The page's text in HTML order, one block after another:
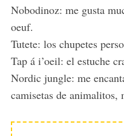
s
:
Nobodinoz: me gusta
oeuf.
Tutete: los chupetes
Tap á i’oeil: el estuche
Nordic jungle: me
camisetas de animalitos,